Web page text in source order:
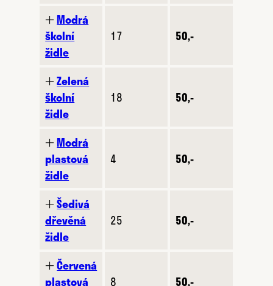
🞢Modrá
školní
židle
17 50,-
🞢Zelená
školní
židle
18 50,-
🞢Modrá
plastová
židle
4 50,-
🞢Šedivá
dřevěná
židle
25 50,-
🞢Červená
plastová
8 50,-